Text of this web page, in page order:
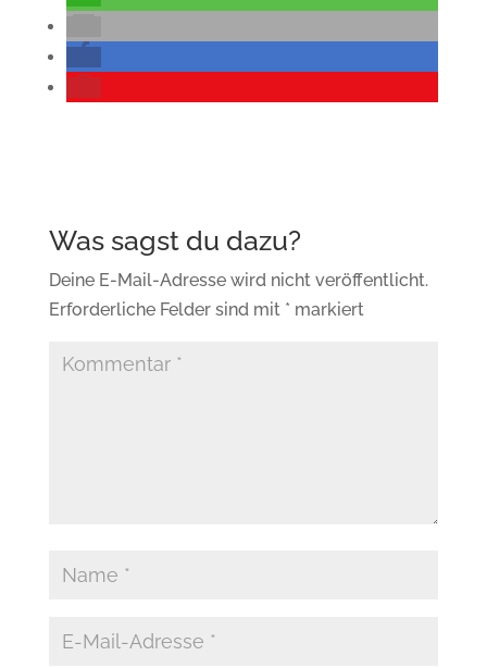
Deine E-Mail-Adresse wird nicht veröffentlicht.
Erforderliche Felder sind mit * markiert